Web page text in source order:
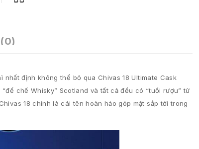
(0)
định không thể bỏ qua Chivas 18 Ultimate Cask
chế Whisky” Scotland và tất cả đều có “tuổi rượu” từ
18 chính là cái tên hoàn hảo góp mặt sắp tới trong